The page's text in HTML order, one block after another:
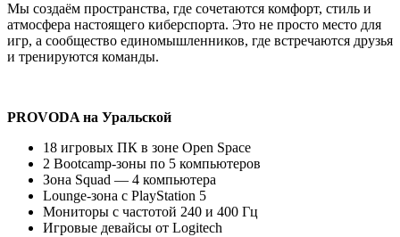
Мы создаём пространства, где сочетаются комфорт, стиль и
атмосфера настоящего киберспорта. Это не просто место для
игр, а сообщество единомышленников, где встречаются друзья
и тренируются команды.
PROVODA на Уральской
18 игровых ПК в зоне Open Space
2 Bootcamp-зоны по 5 компьютеров
Зона Squad — 4 компьютера
Lounge-зона с PlayStation 5
Мониторы с частотой 240 и 400 Гц
Игровые девайсы от Logitech